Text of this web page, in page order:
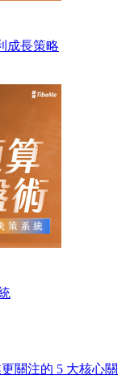
成長策略
關注的 5 大核心關